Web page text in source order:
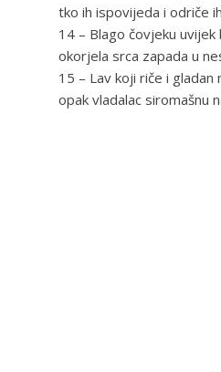
tko ih ispovijeda i odriče
14 – Blago čovjeku
okorjela srca zapada u
15 – Lav koji riče i
opak vladalac siromašnu